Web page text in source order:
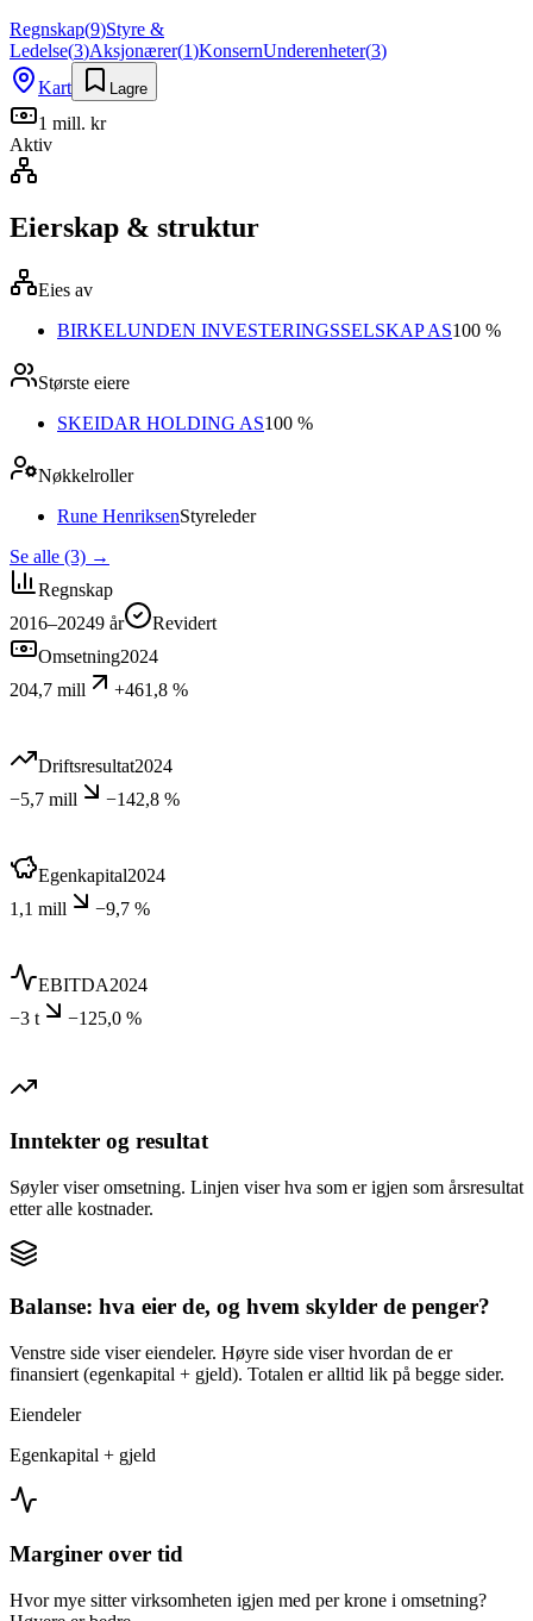
Regnskap(9)Styre &
Ledelse(3)Aksjonærer(1)KonsernUnderenheter(3)
Kart
Lagre
1 mill. kr
Aktiv
Eierskap & struktur
Eies av
BIRKELUNDEN INVESTERINGSSELSKAP AS100 %
Største eiere
SKEIDAR HOLDING AS100 %
Nøkkelroller
Rune HenriksenStyreleder
Se alle (3) →
Regnskap
2016–20249 år
Revidert
Omsetning2024
204,7 mill
+461,8 %
Driftsresultat2024
−5,7 mill
−142,8 %
Egenkapital2024
1,1 mill
−9,7 %
EBITDA2024
−3 t
−125,0 %
Inntekter og resultat
Søyler viser omsetning. Linjen viser hva som er igjen som årsresultat
etter alle kostnader.
Balanse: hva eier de, og hvem skylder de penger?
Venstre side viser eiendeler. Høyre side viser hvordan de er
finansiert (egenkapital + gjeld). Totalen er alltid lik på begge sider.
Eiendeler
Egenkapital + gjeld
Marginer over tid
Hvor mye sitter virksomheten igjen med per krone i omsetning?